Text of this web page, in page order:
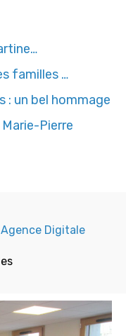
familles …
: un bel hommage
Pierre
Agence Digitale